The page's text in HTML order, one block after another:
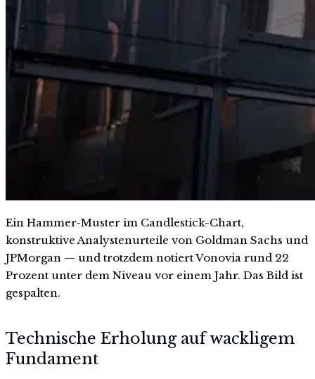
Ein Hammer-Muster im Candlestick-Chart,
konstruktive Analystenurteile von Goldman Sachs und
JPMorgan — und trotzdem notiert Vonovia rund 22
Prozent unter dem Niveau vor einem Jahr. Das Bild ist
gespalten.
Technische Erholung auf wackligem
Fundament